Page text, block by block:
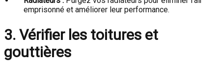
emprisonné et améliorer leur performance.
3. Vérifier les toitures et
gouttières